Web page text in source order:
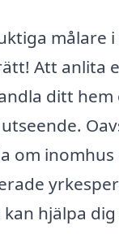
målare
Att anlita
ditt hem
om
hjälpa